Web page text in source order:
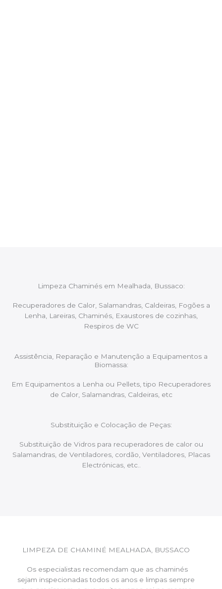
Limpeza Chaminés em Mealhada, Bussaco:
Recuperadores de Calor, Salamandras, Caldeiras, Fogões a
Lenha, Lareiras, Chaminés, Exaustores de cozinhas,
Respiros de WC
Assistência, Reparação e Manutenção a Equipamentos a
Biomassa:
Em Equipamentos a Lenha ou Pellets, tipo Recuperadores
de Calor, Salamandras, Caldeiras, etc
Substituição e Colocação de Peças:
Substituição de Vidros para recuperadores de calor ou
Salamandras, de Ventiladores, cordão, Ventiladores, Placas
Electrónicas, etc..
LIMPEZA DE CHAMINÉ MEALHADA, BUSSACO
Os especialistas recomendam que as chaminés
sejam inspecionadas todos os anos e limpas sempre